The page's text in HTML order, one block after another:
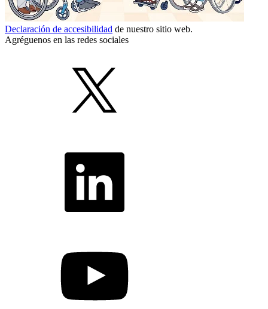
Declaración de accesibilidad de nuestro sitio web.
Agréguenos en las redes sociales